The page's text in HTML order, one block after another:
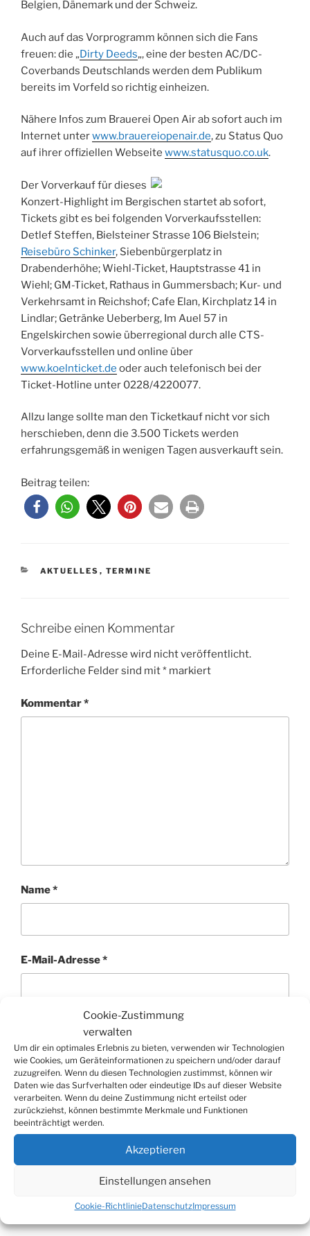
Cookie-Zustimmung
verwalten
Um dir ein optimales Erlebnis zu bieten, verwenden wir Technologien
wie Cookies, um Geräteinformationen zu speichern und/oder darauf
zuzugreifen. Wenn du diesen Technologien zustimmst, können wir
Daten wie das Surfverhalten oder eindeutige IDs auf dieser Website
verarbeiten. Wenn du deine Zustimmung nicht erteilst oder
zurückziehst, können bestimmte Merkmale und Funktionen
beeinträchtigt werden.
Akzeptieren
Einstellungen ansehen
Cookie-RichtlinieDatenschutzImpressum
Belgien, Dänemark und der Schweiz.
Auch auf das Vorprogramm können sich die Fans
freuen: die „Dirty Deeds„, eine der besten AC/DC-
Coverbands Deutschlands werden dem Publikum
bereits im Vorfeld so richtig einheizen.
Nähere Infos zum Brauerei Open Air ab sofort auch im
Internet unterwww.brauereiopenair.de, zu Status Quo
auf ihrer offiziellen Webseite www.statusquo.co.uk.
Der Vorverkauf für dieses
Konzert-Highlight im Bergischen startet ab sofort,
Tickets gibt es bei folgenden Vorverkaufsstellen:
Detlef Steffen, Bielsteiner Strasse 106 Bielstein;
Reisebüro Schinker, Siebenbürgerplatz in
Drabenderhöhe; Wiehl-Ticket, Hauptstrasse 41 in
Wiehl; GM-Ticket, Rathaus in Gummersbach; Kur- und
Verkehrsamt in Reichshof; Cafe Elan, Kirchplatz 14 in
Lindlar; Getränke Ueberberg, Im Auel 57 in
Engelskirchen sowie überregional durch alle CTS-
Vorverkaufsstellen und online über
www.koelnticket.de oder auch telefonisch bei der
Ticket-Hotline unter 0228/4220077.
Allzu lange sollte man den Ticketkauf nicht vor sich
herschieben, denn die 3.500 Tickets werden
erfahrungsgemäß in wenigen Tagen ausverkauft sein.
Beitrag teilen:
KATEGORIEN
AKTUELLES , TERMINE
Schreibe einen Kommentar
Deine E-Mail-Adresse wird nicht veröffentlicht.
Erforderliche Felder sind mit* markiert
Kommentar*
Name*
E-Mail-Adresse*
Beitragsnavigation
Dieseldiebe: 120 Liter abgezapft